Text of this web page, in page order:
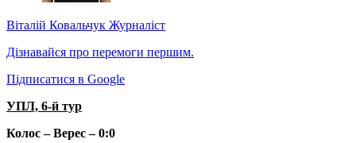
Віталій Ковальчук Журналіст
Дізнавайся про перемоги першим.
Підписатися в Google
УПЛ, 6-й тур
Колос – Верес – 0:0